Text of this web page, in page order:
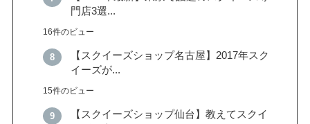
門店3選...
16件のビュー
【スクイーズショップ名古屋】2017年スク
イーズが...
15件のビュー
【スクイーズショップ仙台】教えてスクイ